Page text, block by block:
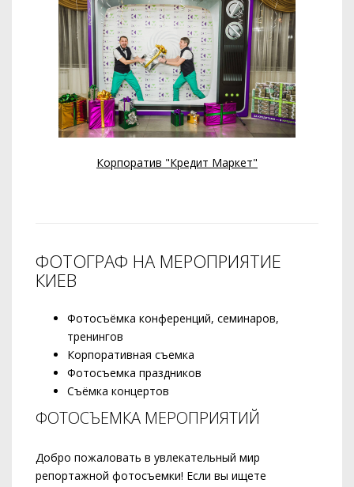
Корпоратив "Кредит Маркет"
ФОТОГРАФ НА МЕРОПРИЯТИЕ
КИЕВ
Фотосъёмка конференций, семинаров,
тренингов
Корпоративная съемка
Фотосъемка праздников
Съёмка концертов
ФОТОСЪЕМКА МЕРОПРИЯТИЙ
Добро пожаловать в увлекательный мир
репортажной фотосъемки! Если вы ищете